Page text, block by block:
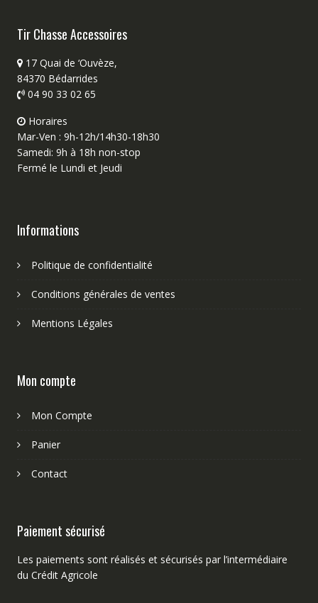
Tir Chasse Accessoires
17 Quai de ‘Ouvèze,
84370 Bédarrides
04 90 33 02 65
Horaires
Mar-Ven : 9h-12h/14h30-18h30
Samedi: 9h à 18h non-stop
Fermé le Lundi et Jeudi
Informations
Politique de confidentialité
Conditions générales de ventes
Mentions Légales
Mon compte
Mon Compte
Panier
Contact
Paiement sécurisé
Les paiements sont réalisés et sécurisés par l’intermédiaire
du Crédit Agricole